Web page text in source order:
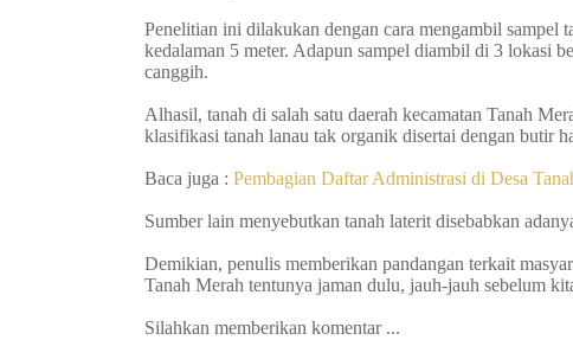
Penelitian ini dilakukan dengan cara mengambil sampel
kedalaman 5 meter. Adapun sampel diambil di 3 lokasi
canggih.
Alhasil, tanah di salah satu daerah kecamatan Tanah
klasifikasi tanah lanau tak organik disertai dengan butir
Baca juga : Pembagian Daftar Administrasi di Desa
Sumber lain menyebutkan tanah laterit disebabkan
Demikian, penulis memberikan pandangan terkait
Tanah Merah tentunya jaman dulu, jauh-jauh sebelum
Silahkan memberikan komentar ...